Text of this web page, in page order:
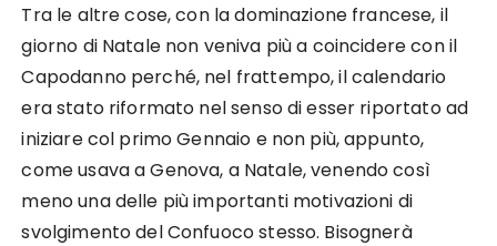
Tra le altre cose, con la dominazione francese, il
giorno di Natale non veniva più a coincidere con il
Capodanno perché, nel frattempo, il calendario
era stato riformato nel senso di esser riportato ad
iniziare col primo Gennaio e non più, appunto,
come usava a Genova, a Natale, venendo così
meno una delle più importanti motivazioni di
svolgimento del Con­fuoco stesso. Bisognerà